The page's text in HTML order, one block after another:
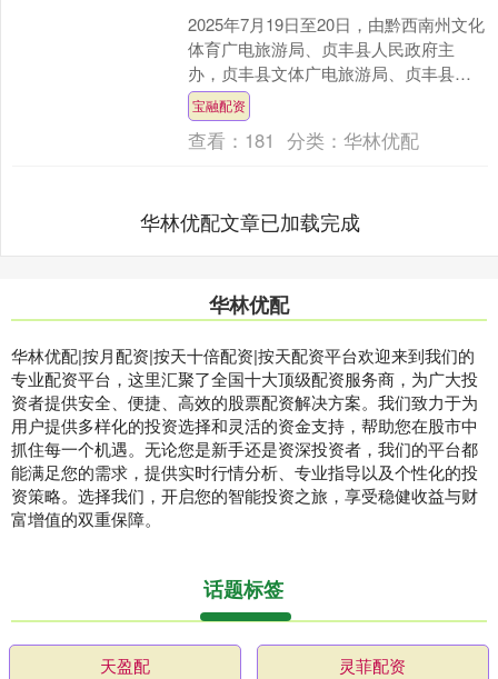
2025年7月19日至20日，由黔西南州文化
体育广电旅游局、贞丰县人民政府主
办，贞丰县文体广电旅游局、贞丰县双
峰旅游文化开发（集团）有限公司承办
的2025贵州贞....
宝融配资
查看： 181 分类：华林优配
华林优配文章已加载完成
华林优配
华林优配|按月配资|按天十倍配资|按天配资平台欢迎来到我们的
专业配资平台，这里汇聚了全国十大顶级配资服务商，为广大投
资者提供安全、便捷、高效的股票配资解决方案。我们致力于为
用户提供多样化的投资选择和灵活的资金支持，帮助您在股市中
抓住每一个机遇。无论您是新手还是资深投资者，我们的平台都
能满足您的需求，提供实时行情分析、专业指导以及个性化的投
资策略。选择我们，开启您的智能投资之旅，享受稳健收益与财
富增值的双重保障。
话题标签
天盈配 灵菲配资